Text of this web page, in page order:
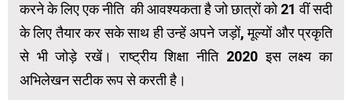
करने के लिए एक नीति की आवश्यकता है जो छात्रों को 21 वीं सदी
के लिए तैयार कर सके साथ ही उन्हें अपने जड़ों, मूल्यों और प्रकृति
से भी जोड़े रखें। राष्ट्रीय शिक्षा नीति 2020 इस लक्ष्य का
अभिलेखन सटीक रूप से करती है।